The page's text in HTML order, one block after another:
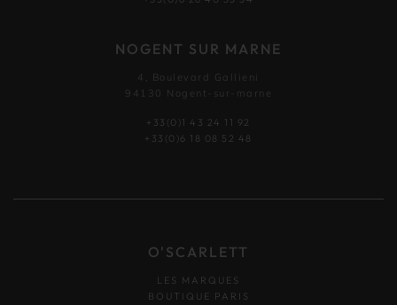
NOGENT SUR MARNE
4, Boulevard Gallieni
94130 Nogent-sur-marne
+33(0)1 43 24 11 92
+33(0)6 18 08 52 48
O'SCARLETT
LES MARQUES
BOUTIQUE PARIS